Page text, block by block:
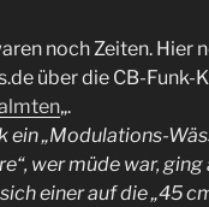
noch Zeiten. Hier
über die CB-Funk-
„.
ein „Modulations-
wer müde war, ging
einer auf die „45